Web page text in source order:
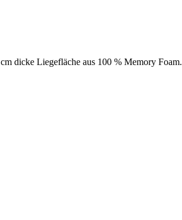
dicke Liegefläche aus 100 % Memory Foam.